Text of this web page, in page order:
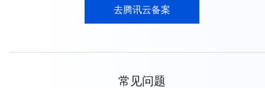
去腾讯云备案
常见问题